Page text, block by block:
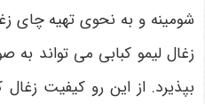
شومینه و به نحوی تهیه چای
زغال لیمو کبابی می تواند
بپذیرد. از این رو کیفیت